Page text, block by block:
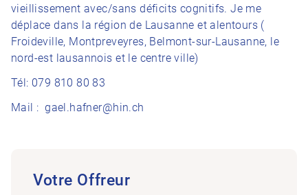
vieillissement avec/sans déficits cognitifs. Je me
déplace dans la région de Lausanne et alentours (
Froideville, Montpreveyres, Belmont-sur-Lausanne, le
nord-est lausannois et le centre ville)
Tél: 079 810 80 83
Mail : gael.hafner@hin.ch
Votre Offreur